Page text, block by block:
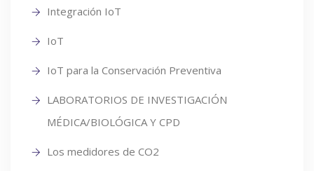
Integración IoT
IoT
IoT para la Conservación Preventiva
LABORATORIOS DE INVESTIGACIÓN
MÉDICA/BIOLÓGICA Y CPD
Los medidores de CO2